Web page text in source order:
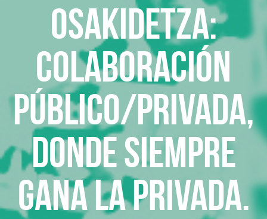
Osakidetza:
colaboración
público/privada,
donde siempre
gana la privada.